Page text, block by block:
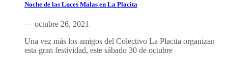
Noche de las Luces Malas en La Placita
— octubre 26, 2021
Una vez más los amigos del Colectivo La Placita organizan
esta gran festividad, este sábado 30 de octubre